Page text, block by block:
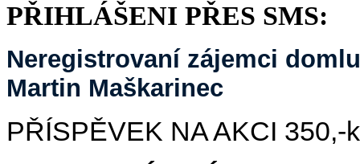
PŘIHLÁŠENI PŘES SMS:
Neregistrovaní zájemci
Martin Maškarinec
PŘÍSPĚVEK NA AKCI 350,-